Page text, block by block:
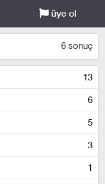
üye ol
6 sonuç
13
6
5
3
1